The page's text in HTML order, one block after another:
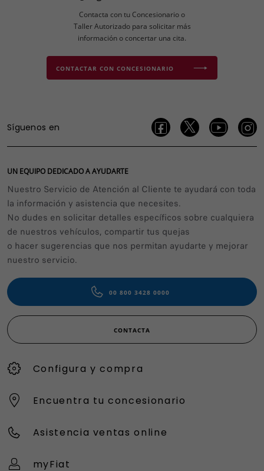
Contacta con tu Concesionario o
Taller Autorizado para solicitar más
información o concertar una cita.
CONTACTAR CON CONCESIONARIO
Síguenos en
UN EQUIPO DEDICADO A AYUDARTE
Nuestro Servicio de Atención al Cliente te ayudará con toda
la información y asistencia que necesites.
No dudes en solicitar detalles específicos sobre cualquiera
de nuestros vehículos, compartir tus quejas
o hacer sugerencias que nos permitan ayudarte y mejorar
nuestro servicio.
00 800 3428 0000
CONTACTA
Configura y compra
Encuentra tu concesionario
Asistencia ventas online
myFiat